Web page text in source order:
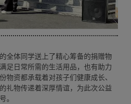
全体同学送上了精心筹备的捐赠物
足日常所需的生活用品，也有助力
物资都承载着对孩子们健康成长、
礼物传递着深厚情谊，为此次公益
。